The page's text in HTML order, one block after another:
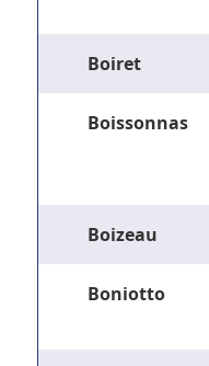
Boiret
Boissonnas
Boizeau
Boniotto